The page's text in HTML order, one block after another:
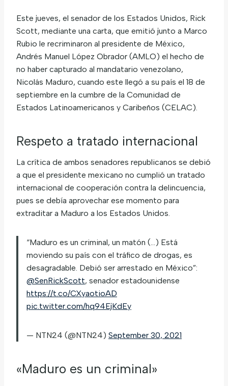
Este jueves, el senador de los Estados Unidos, Rick
Scott, mediante una carta, que emitió junto a Marco
Rubio le recriminaron al presidente de México,
Andrés Manuel López Obrador (AMLO) el hecho de
no haber capturado al mandatario venezolano,
Nicolás Maduro, cuando este llegó a su país el 18 de
septiembre en la cumbre de la Comunidad de
Estados Latinoamericanos y Caribeños (CELAC).
Respeto a tratado internacional
La crítica de ambos senadores republicanos se debió
a que el presidente mexicano no cumplió un tratado
internacional de cooperación contra la delincuencia,
pues se debía aprovechar ese momento para
extraditar a Maduro a los Estados Unidos.
“Maduro es un criminal, un matón (…) Está
moviendo su país con el tráfico de drogas, es
desagradable. Debió ser arrestado en México”:
@SenRickScott, senador estadounidense
https://t.co/CXyaotioAD
pic.twitter.com/hq94EjKdEy
— NTN24 (@NTN24) September 30, 2021
«Maduro es un criminal»